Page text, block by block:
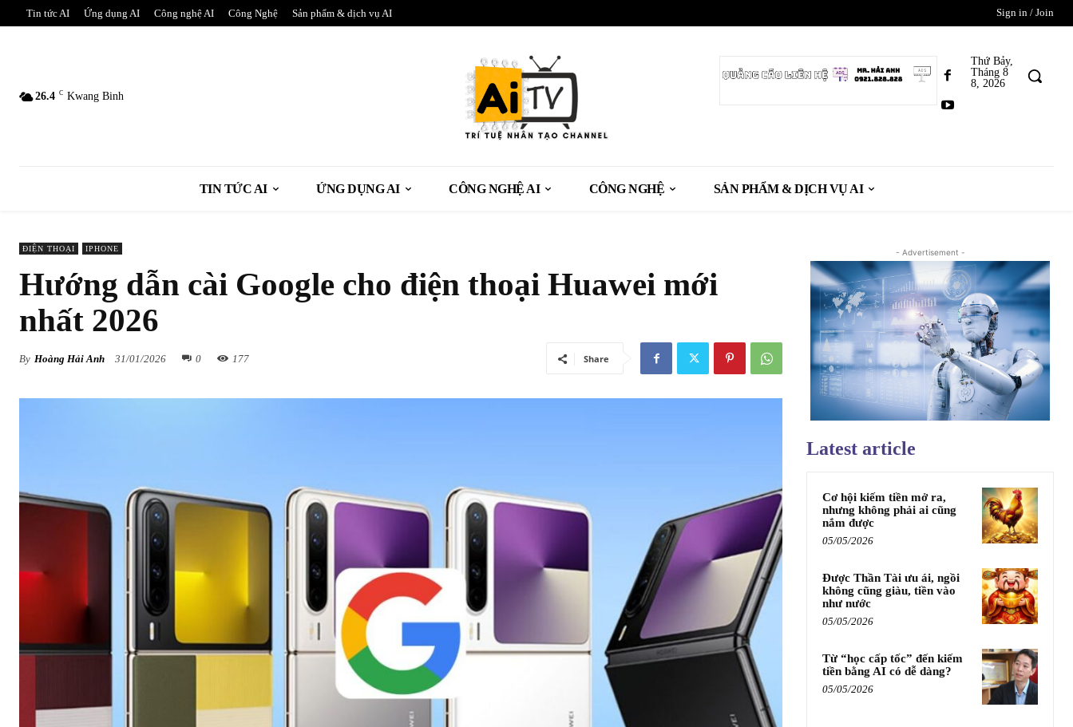
Tin tức AI Ứng dụng AI Công nghệ AI Công Nghệ Sản phẩm & dịch vụ AI Sign in / Join
26.4 C Kwang Binh
Thứ Bảy,
Tháng 8
8, 2026
TIN TỨC AI ỨNG DỤNG AI CÔNG NGHỆ AI CÔNG NGHỆ SẢN PHẨM & DỊCH VỤ AI
ĐIỆN THOẠI IPHONE
Hướng dẫn cài Google cho điện thoại Huawei mới
nhất 2026
By Hoàng Hải Anh 31/01/2026 0 177 Share
- Advertisement -
Latest article
Cơ hội kiếm tiền mở ra,
nhưng không phải ai cũng
nắm được
05/05/2026
Được Thần Tài ưu ái, ngồi
không cũng giàu, tiền vào
như nước
05/05/2026
Từ “học cấp tốc” đến kiếm
tiền bằng AI có dễ dàng?
05/05/2026